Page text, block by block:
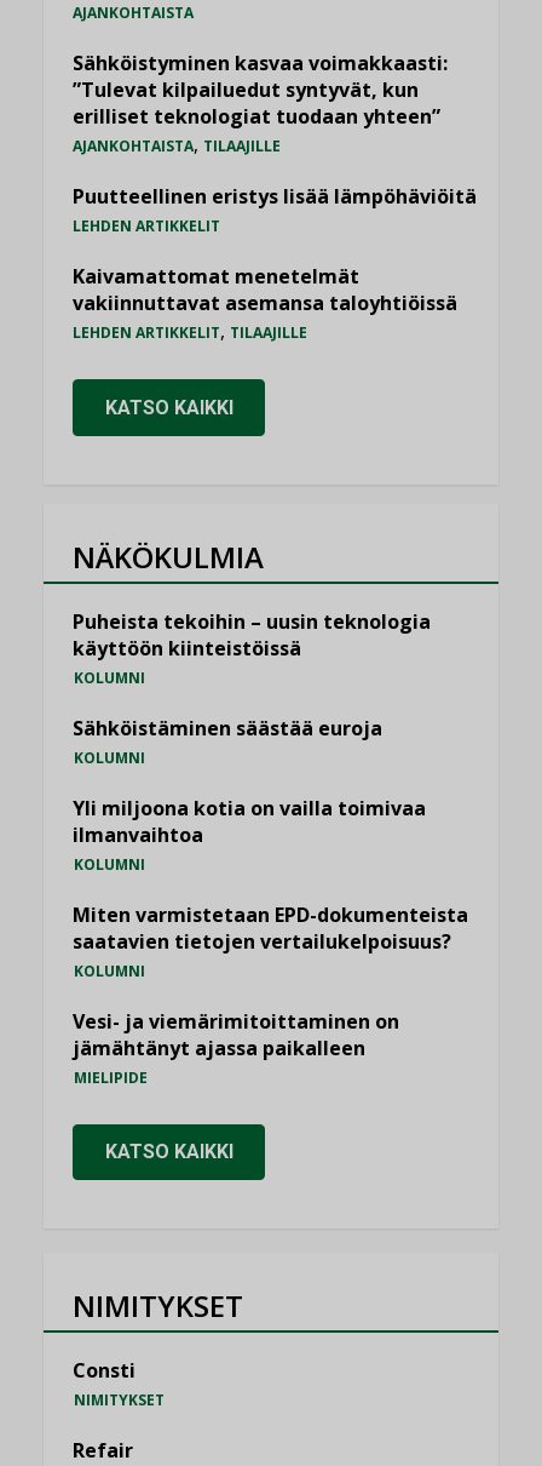
AJANKOHTAISTA
Sähköistyminen kasvaa voimakkaasti:
”Tulevat kilpailuedut syntyvät, kun
erilliset teknologiat tuodaan yhteen”
AJANKOHTAISTA, TILAAJILLE
Puutteellinen eristys lisää lämpöhäviöitä
LEHDEN ARTIKKELIT
Kaivamattomat menetelmät
vakiinnuttavat asemansa taloyhtiöissä
LEHDEN ARTIKKELIT, TILAAJILLE
KATSO KAIKKI
NÄKÖKULMIA
Puheista tekoihin – uusin teknologia
käyttöön kiinteistöissä
KOLUMNI
Sähköistäminen säästää euroja
KOLUMNI
Yli miljoona kotia on vailla toimivaa
ilmanvaihtoa
KOLUMNI
Miten varmistetaan EPD-dokumenteista
saatavien tietojen vertailukelpoisuus?
KOLUMNI
Vesi- ja viemärimitoittaminen on
jämähtänyt ajassa paikalleen
MIELIPIDE
KATSO KAIKKI
NIMITYKSET
Consti
NIMITYKSET
Refair